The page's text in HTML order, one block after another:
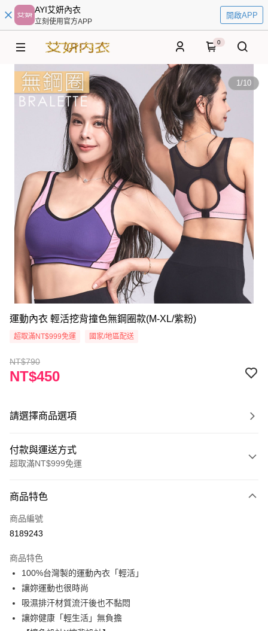
AYI艾妍內衣
立刻使用官方APP
開啟APP
0
1/10
運動內衣 輕活挖背撞色無鋼圈款(M-XL/紫粉)
超取滿NT$999免運 國家/地區配送
NT$790
NT$450
請選擇商品選項
付款與運送方式
超取滿NT$999免運
信用卡一次付款
超商取貨付款
ATM付款
運送方式
全家取貨付款
商品特色
商品編號
8189243
商品特色
100%台灣製的運動內衣「輕活」
讓妳運動也很時尚
吸濕排汗材質流汗後也不黏悶
讓妳健康「輕生活」無負擔